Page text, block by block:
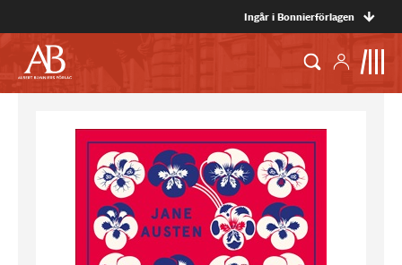
Ingår i Bonnierförlagen